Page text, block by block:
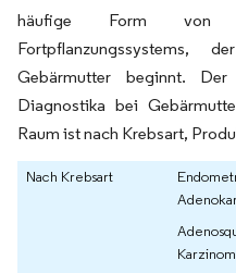
häufige Form von
Gebärmutter beginnt.
Diagnostika bei
Raum ist nach Krebsart,
Nach Krebsart
Karzinom